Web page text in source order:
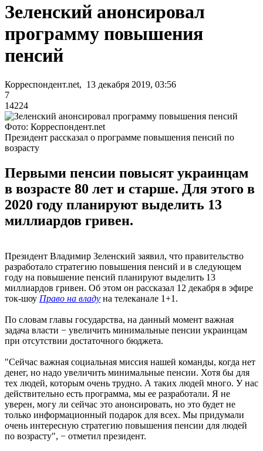
Зеленский анонсировал
программу повышения
пенсий
Корреспондент.net, 13 декабря 2019, 03:56
7
14224
Фото: Корреспондент.net
Президент рассказал о программе повышения пенсий по
возрасту
Первыми пенсии повысят украинцам
в возрасте 80 лет и старше. Для этого в
2020 году планируют выделить 13
миллиардов гривен.
Президент Владимир Зеленский заявил, что правительство
разработало стратегию повышения пенсий и в следующем
году на повышение пенсий планируют выделить 13
миллиардов гривен. Об этом он рассказал 12 декабря в эфире
ток-шоу Право на владу на телеканале 1+1.
По словам главы государства, на данный момент важная
задача власти − увеличить минимальные пенсии украинцам
при отсутствии достаточного бюджета.
"Сейчас важная социальная миссия нашей команды, когда нет
денег, но надо увеличить минимальные пенсии. Хотя бы для
тех людей, которым очень трудно. А таких людей много. У нас
действительно есть программа, мы ее разработали. Я не
уверен, могу ли сейчас это анонсировать, но это будет не
только информационный подарок для всех. Мы придумали
очень интересную стратегию повышения пенсии для людей
по возрасту", − отметил президент.